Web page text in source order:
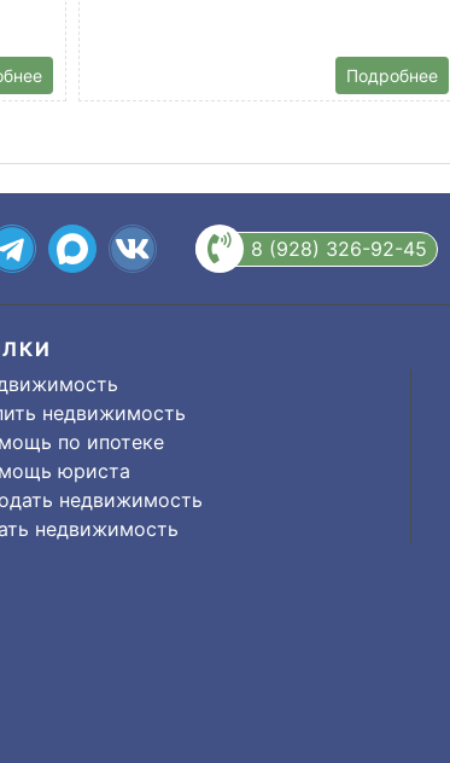
Подробнее
8 (928) 326-92-45
недвижимость
по ипотеке
юриста
недвижимость
недвижимость